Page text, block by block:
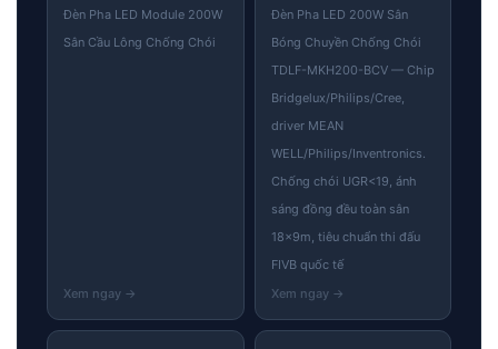
Đèn Pha LED Module 200W
Sân Cầu Lông Chống Chói
Đèn Pha LED 200W Sân
Bóng Chuyền Chống Chói
TDLF-MKH200-BCV — Chip
Bridgelux/Philips/Cree,
driver MEAN
WELL/Philips/Inventronics.
Chống chói UGR<19, ánh
sáng đồng đều toàn sân
18×9m, tiêu chuẩn thi đấu
FIVB quốc tế